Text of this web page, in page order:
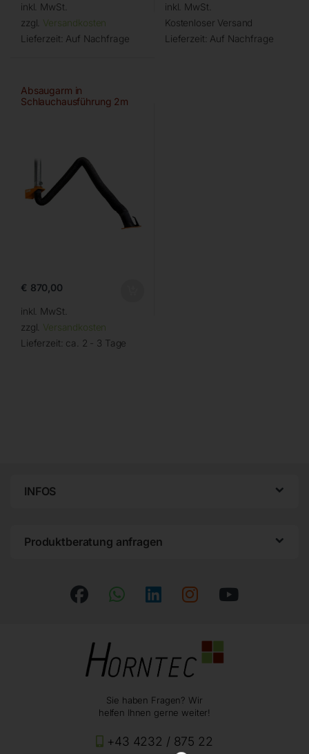
inkl. MwSt.
zzgl. Versandkosten
Lieferzeit: Auf Nachfrage
inkl. MwSt.
Kostenloser Versand
Lieferzeit: Auf Nachfrage
Absaugarm in
Schlauchausführung 2m
€ 870,00
inkl. MwSt.
zzgl. Versandkosten
Lieferzeit: ca. 2 - 3 Tage
INFOS
Produktberatung anfragen
Sie haben Fragen? Wir
helfen Ihnen gerne weiter!
+43 4232 / 875 22